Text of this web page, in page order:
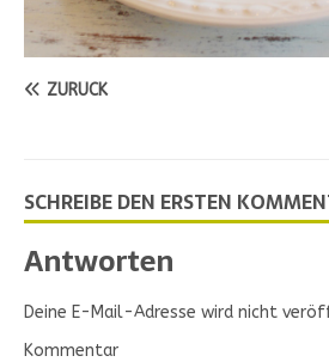
ZURÜCK
SCHREIBE DEN ERSTEN
Antworten
Deine E-Mail-Adresse wird nicht
Kommentar